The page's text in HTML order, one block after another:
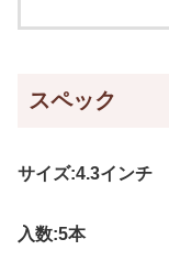
スペック
サイズ:4.3インチ
入数:5本